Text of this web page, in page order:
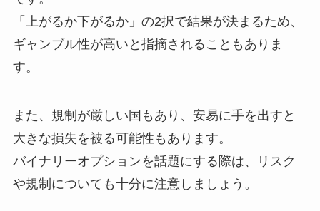
「上がるか下がるか」の2択で結果が決まるため、
ギャンブル性が高いと指摘されることもありま
す。
また、規制が厳しい国もあり、安易に手を出すと
大きな損失を被る可能性もあります。
バイナリーオプションを話題にする際は、リスク
や規制についても十分に注意しましょう。